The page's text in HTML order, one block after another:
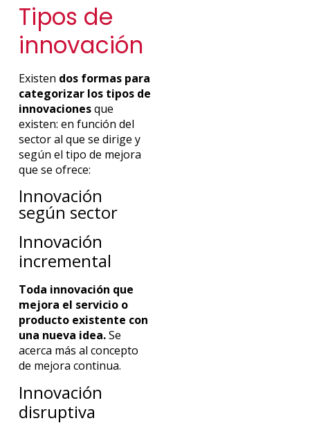
Tipos de
innovación
Existen dos formas para
categorizar los tipos de
innovacionesque
existen: en función del
sector al que se dirige y
según el tipo de mejora
que se ofrece:
Innovación
según sector
Innovación
incremental
Toda innovación que
mejora el servicio o
producto existente con
una nueva idea.Se
acerca más al concepto
de mejora continua.
Innovación
disruptiva